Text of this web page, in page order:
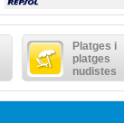
Platges i
platges
nudistes